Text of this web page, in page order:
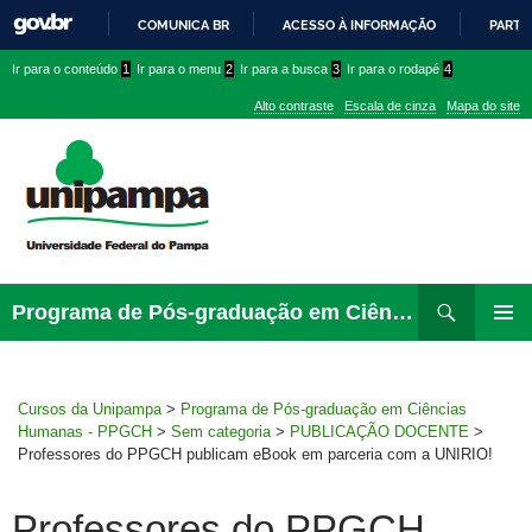
PARA
CONTEÚDO
COMUNICA BR ACESSO À INFORMAÇÃO
conteúdo
menu
superior
menu
Ir para o conteúdo 1 Ir para o menu 2 Ir para a busca 3 Ir para o rodapé 4
Alto contraste Escala de cinza Mapa do site
Programa de Pós-graduação em Ciências Humanas – PPGCH
para
Cursos da Unipampa > Programa de Pós-graduação em Ciências
Humanas - PPGCH > Sem categoria > PUBLICAÇÃO DOCENTE >
Professores do PPGCH publicam eBook em parceria com a UNIRIO!